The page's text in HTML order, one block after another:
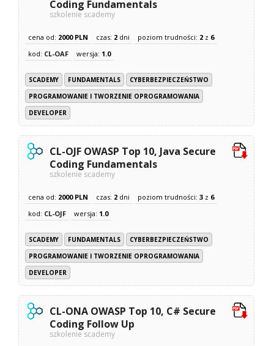
Coding Fundamentals
szkolenie scademy
cena od: 2000 PLN czas: 2 dni poziom trudności: 2 z 6
kod: CL-OAF wersja: 1.0
SCADEMY FUNDAMENTALS
CYBERBEZPIECZEŃSTWO
PROGRAMOWANIE I TWORZENIE OPROGRAMOWANIA
DEVELOPER
CL-OJF OWASP Top 10, Java Secure
Coding Fundamentals
szkolenie scademy
cena od: 2000 PLN czas: 2 dni poziom trudności:3 z 6
kod: CL-OJF wersja: 1.0
SCADEMY FUNDAMENTALS
CYBERBEZPIECZEŃSTWO
PROGRAMOWANIE I TWORZENIE OPROGRAMOWANIA
DEVELOPER
CL-ONA OWASP Top 10, C# Secure
Coding Follow Up
szkolenie scademy